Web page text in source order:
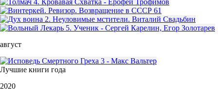
август
Лучшие книги года
2020